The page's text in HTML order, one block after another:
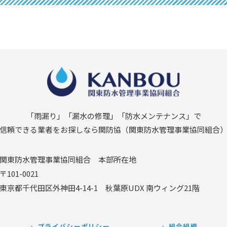
「雨漏り」「漏水の修理」
「防水メンテナンス」で
信頼できる業者をお探しなら関防協 （関東防水管理事業協同組合）
関東防水管理事業協同組合 本部所在地
〒101-0021
東京都千代田区外神田4-14-1 秋葉原UDX 南ウィング21階